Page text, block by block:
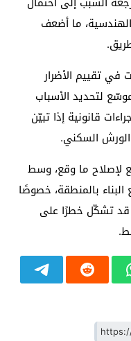
ما أضعف
في تقييم الأضرار
لتحديد الأسباب
قانونية إذا تبيّن
الورش السكني.
لإصلاح ما وقع، وسط
بالمنطقة، خصوصًا
قد تشكّل خطرًا على